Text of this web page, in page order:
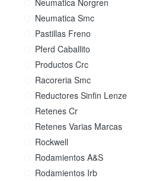
Neumatica Smc
Pastillas Freno
Pferd Caballito
Productos Crc
Racoreria Smc
Reductores Sinfin Lenze
Retenes Cr
Retenes Varias Marcas
Rockwell
Rodamientos A&s
Rodamientos Irb